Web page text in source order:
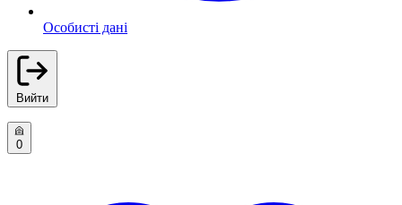
Особисті дані
Вийти
0